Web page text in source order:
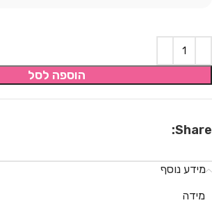
הוספה לסל
Share:
מידע נוסף
מידה